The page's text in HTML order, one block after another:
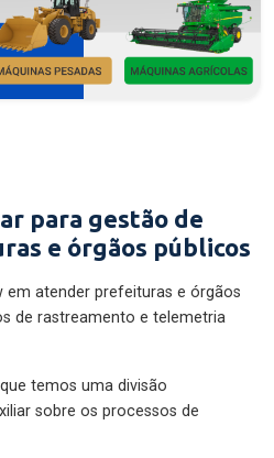
para gestão de
e órgãos públicos
em atender prefeituras e órgãos
de rastreamento e telemetria
temos uma divisão
sobre os processos de